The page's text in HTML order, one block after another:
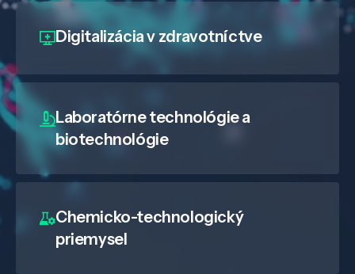
Digitalizáciav zdravotníctve
Laboratórne technológie a
biotechnológie
Chemicko-technologický
priemysel